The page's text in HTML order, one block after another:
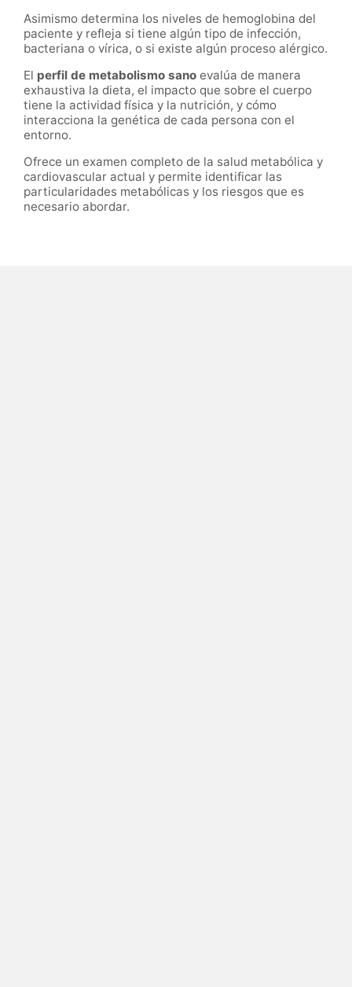
Asimismo determina los niveles de hemoglobina del
paciente y refleja si tiene algún tipo de infección,
bacteriana o vírica, o si existe algún proceso alérgico.
El perfil de metabolismo sano evalúa de manera
exhaustiva la dieta, el impacto que sobre el cuerpo
tiene la actividad física y la nutrición, y cómo
interacciona la genética de cada persona con el
entorno.
Ofrece un examen completo de la salud metabólica y
cardiovascular actual y permite identificar las
particularidades metabólicas y los riesgos que es
necesario abordar.